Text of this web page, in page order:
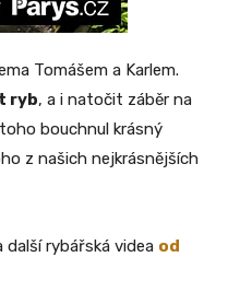
Tomášem a Karlem.
ryb, a i natočit záběr na
bouchnul krásný
z našich nejkrásnějších
další rybářská videa od